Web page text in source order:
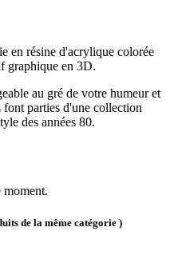
en résine d'acrylique colorée
graphique en 3D.
au gré de votre humeur et
font parties d'une collection
des années 80.
moment.
de la même catégorie )